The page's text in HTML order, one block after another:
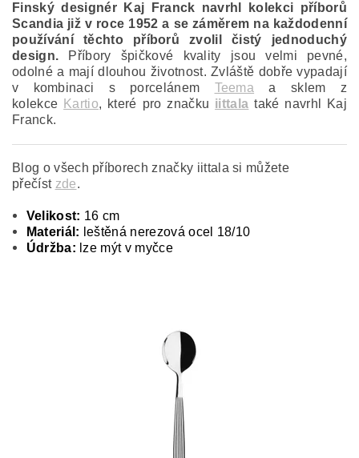
Finský designér Kaj Franck navrhl kolekci příborů
Scandia již v roce 1952 a se záměrem na každodenní
používání těchto příborů zvolil čistý jednoduchý
design. Příbory špičkové kvality jsou velmi pevné,
odolné a mají dlouhou životnost. Zvláště dobře vypadají
v kombinaci s porcelánem Teema a sklem z
kolekce Kartio, které pro značku iittala také navrhl Kaj
Franck.
Blog o všech příborech značky iittala si můžete
přečíst zde.
Velikost: 16 cm
Materiál: leštěná nerezová ocel 18/10
Údržba: lze mýt v myčce